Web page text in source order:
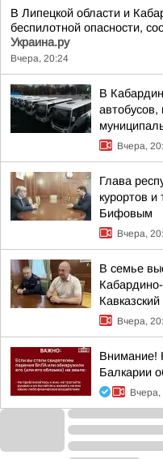
В Липецкой области и
беспилотной опасности,
Украина.ру
Вчера, 20:24
В
автобусов,
Вчера,
Глава
курортов и
Бифовым
Вчера,
В семье
Вчера,
Внимание!
Балкарии
Вчера,